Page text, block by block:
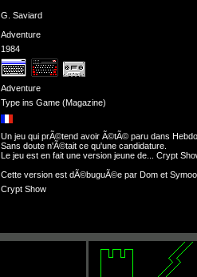
G. Saviard
Adventure
1984
Adventure
Type ins Game (Magazine)
Un jeu qui prÃ©tend avoir Ã©tÃ© paru dans
Sans doute n'Ã©tait ce qu'une candidature.
Le jeu est en fait une version jeune de... Crypt
Cette version est dÃ©buguÃ©e par Dom et
Crypt Show